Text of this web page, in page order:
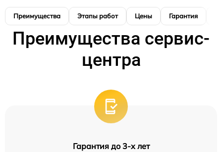
Преимущества Этапы работ Цены Гарантия
Преимущества сервис-
центра
Гарантия до 3-х лет